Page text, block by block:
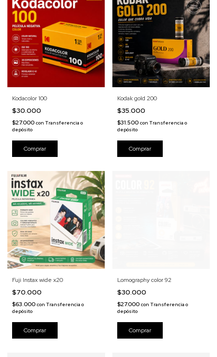
Kodacolor 100
$30.000
$27.000 con Transferencia o
depósito
Kodak gold 200
$35.000
$31.500 con Transferencia o
depósito
Fuji Instax wide x20
$70.000
$63.000 con Transferencia o
depósito
Lomography color 92
$30.000
$27.000 con Transferencia o
depósito